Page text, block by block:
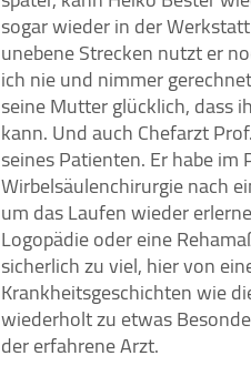
sogar wieder in der
unebene Strecken nutzt er
ich nie und nimmer
seine Mutter glücklich, dass
kann. Und auch Chefarzt
seines Patienten. Er habe im
Wirbelsäulenchirurgie nach
um das Laufen wieder
Logopädie oder eine
sicherlich zu viel, hier von
Krankheitsgeschichten wie
wiederholt zu etwas
der erfahrene Arzt.